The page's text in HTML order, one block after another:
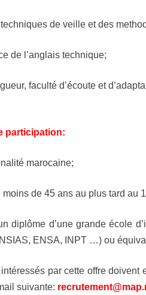
de veille et des
de l’anglais technique;
faculté d’écoute et
participation:
marocaine;
de 45 ans au plus tard au
diplôme d’une grande école
ENSA, INPT …) ou
par cette offre
suivante: